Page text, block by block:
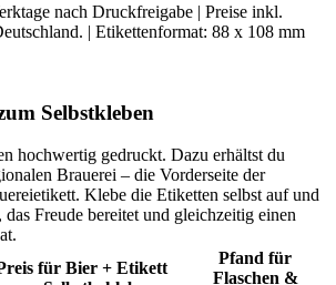
nach Druckfreigabe | Preise inkl.
| Etikettenformat: 88 x 108 mm
Selbstkleben
hochwertig gedruckt. Dazu erhältst du
Brauerei – die Vorderseite der
Klebe die Etiketten selbst auf und
das Freude bereitet und gleichzeitig einen
für Bier + Etikett
Pfand für
Flaschen &